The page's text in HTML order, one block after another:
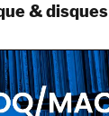
& disques